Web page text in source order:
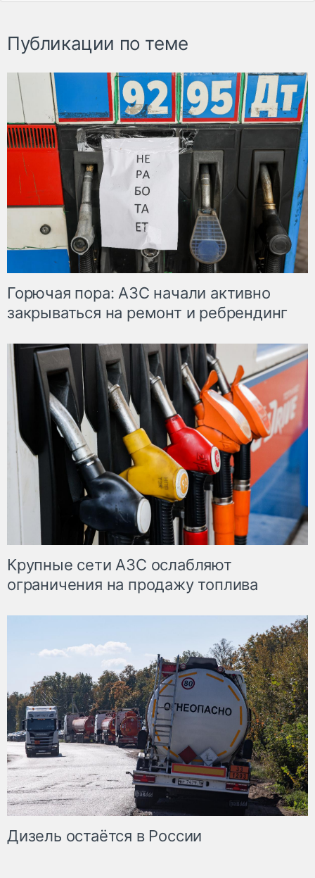
Публикации по теме
Горючая пора: АЗС начали активно
закрываться на ремонт и ребрендинг
Крупные сети АЗС ослабляют
ограничения на продажу топлива
Дизель остаётся в России